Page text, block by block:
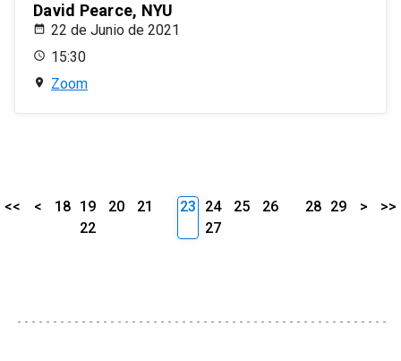
David Pearce, NYU
22 de Junio de 2021
15:30
Zoom
<< < 18 19 20
21
22
23 24 25
26
27
28 29 > >>